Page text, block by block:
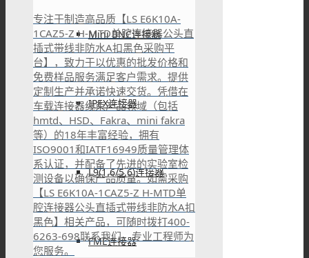
Mini BNC连接器
IPEX连接器
L9(1.6/5.6)连接器
FME连接器
专注于制造高品质【LS E6K10A-
1CAZ5-Z H-MTD单腔连接器公头直
插式带线非防水A扣黑色采购平
台】，致力于以优惠的批发价格和
免费样品服务满足客户需求。提供
定制生产并承诺快速交货。凭借在
车载连接器线束产品领域（包括
hmtd、HSD、Fakra、mini fakra
等）的18年丰富经验，拥有
ISO9001和IATF16949质量管理体
系认证，并配备了先进的实验室检
测设备以确保产品质量。如需采购
【LS E6K10A-1CAZ5-Z H-MTD单
腔连接器公头直插式带线非防水A扣
黑色】相关产品，可随时拨打400-
6263-698联系我们，专业工程师为
您服务。